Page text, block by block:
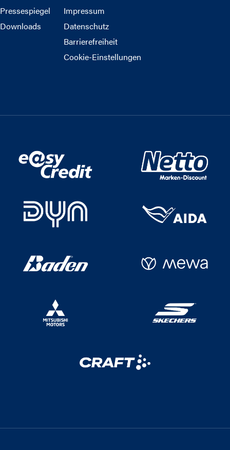
Pressespiegel
Downloads
Impressum
Datenschutz
Barrierefreiheit
Cookie-Einstellungen